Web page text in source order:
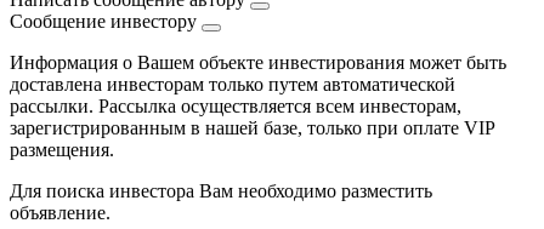
Сообщение инвестору
Информация о Вашем объекте инвестирования может быть
доставлена инвесторам только путем автоматической
рассылки. Рассылка осуществляется всем инвесторам,
зарегистрированным в нашей базе, только при оплате VIP
размещения.
Для поиска инвестора Вам необходимо разместить
объявление.